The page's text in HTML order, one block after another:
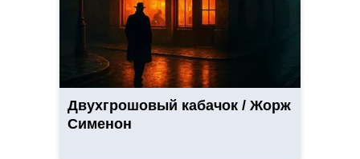
Двухгрошовый кабачок / Жорж
Сименон